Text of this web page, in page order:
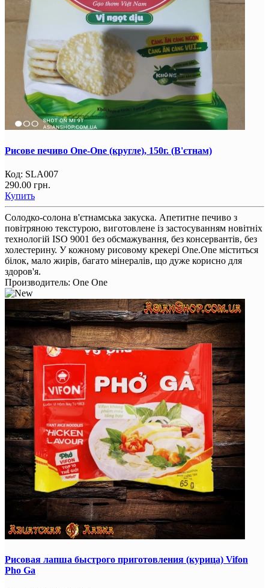
Рисове печиво One-One (кругле), 150г. (В'єтнам)
Код: SLA007
290.00 грн.
Купить
Солодко-солона в'єтнамська закуска. Апетитне печиво з
повітряною текстурою, виготовлене із застосуванням новітніх
технологій ISO 9001 без обсмажування, без консервантів, без
холестерину. У кожному рисовому крекері One.One міститься
білок, мало жирів, багато мінералів, що дуже корисно для
здоров'я.
Производитель: One One
Рисовая лапша быстрого приготовления (курица) Vifon
Pho Ga